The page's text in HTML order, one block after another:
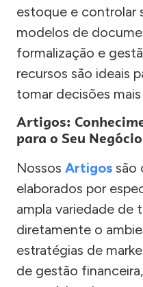
estoque e controlar
modelos de
formalização e
recursos são ideais
tomar decisões mais
Artigos:
para o Seu Negócio
Nossos Artigos são
elaborados por
ampla variedade de
diretamente o
estratégias de
de gestão